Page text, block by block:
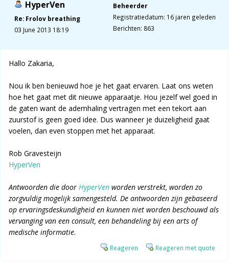
HyperVen
Re: Frolov breathing
03 June 2013 18:19
Beheerder
Registratiedatum: 16 jaren geleden
Berichten: 863
Hallo Zakaria,
Nou ik ben benieuwd hoe je het gaat ervaren. Laat ons weten
hoe het gaat met dit nieuwe apparaatje. Hou jezelf wel goed in
de gaten want de ademhaling vertragen met een tekort aan
zuurstof is geen goed idee. Dus wanneer je duizeligheid gaat
voelen, dan even stoppen met het apparaat.
Rob Gravesteijn
HyperVen
Antwoorden die door HyperVen worden verstrekt, worden zo
zorgvuldig mogelijk samengesteld. De antwoorden zijn gebaseerd
op ervaringsdeskundigheid en kunnen niet worden beschouwd als
vervanging van een consult, een behandeling bij een arts of
medische informatie.
Reageren Reageren met quote